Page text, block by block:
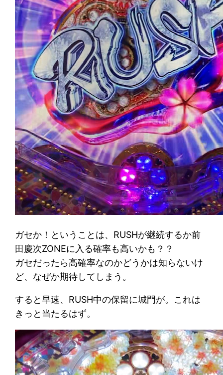
ガセか！ということは、RUSHが継続するか前
田慶次ZONEに入る確率も高いかも？？
ガセだったら高確率なのかどうかは知らないけ
ど、なぜか期待してしまう。
すると早速、RUSH中の保留に城門が。これは
きっと当たるはず。